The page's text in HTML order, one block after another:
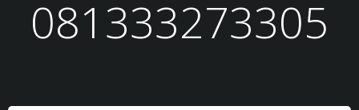
081333273305